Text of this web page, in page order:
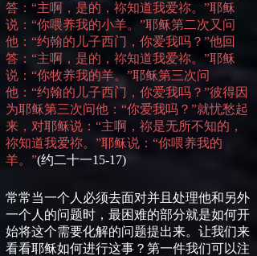
答：“主啊，是的，祢知道我爱祢。”耶稣
说：“你喂养我的小羊。”耶稣第二次又问
他：“约翰的儿子西门，你爱我吗？”他回
答：“主啊，是的，祢知道我爱祢。”耶稣
说：“你牧养我的羊。”耶稣第三次问
他：“约翰的儿子西门，你爱我吗？”彼得因
为耶稣第三次问他：“你爱我吗？”就忧愁起
来，对耶稣说：“主啊，祢是无所不知的，
祢知道我爱祢。”耶稣说：“你喂养我的
羊。”(约二十一15-17)
常常当一个人必须去面对并且处理他和另外
一个人的问题时，最困难的部分就是如何开
始将这个需要化解的问题提出来。让我们来
看看耶稣如何进行这事？第一件我们可以注